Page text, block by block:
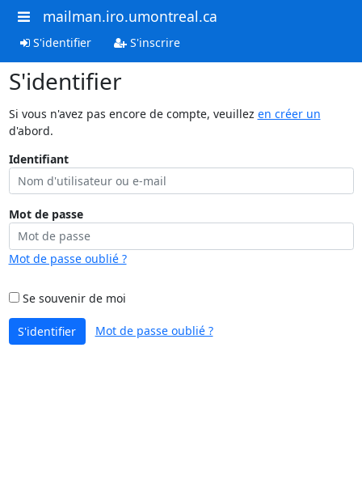
mailman.iro.umontreal.ca
S'identifier S'inscrire
S'identifier
Si vous n'avez pas encore de compte, veuillez en créer un
d'abord.
Identifiant
Mot de passe
Mot de passe oublié ?
Se souvenir de moi
S'identifier Mot de passe oublié ?